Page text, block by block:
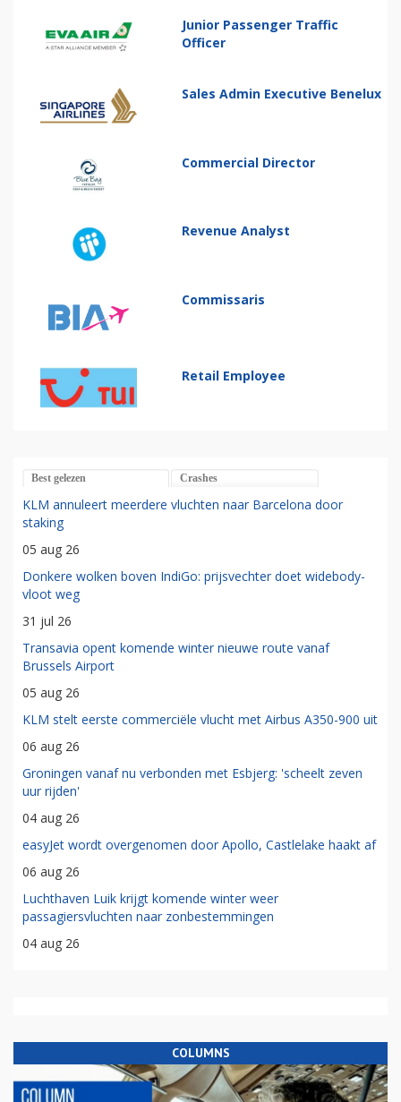
Junior Passenger Traffic
Officer
Sales Admin Executive Benelux
Commercial Director
Revenue Analyst
Commissaris
Retail Employee
Best gelezen Crashes
KLM annuleert meerdere vluchten naar Barcelona door
staking
05 aug 26
Donkere wolken boven IndiGo: prijsvechter doet widebody-
vloot weg
31 jul 26
Transavia opent komende winter nieuwe route vanaf
Brussels Airport
05 aug 26
KLM stelt eerste commerciële vlucht met Airbus A350-900 uit
06 aug 26
Groningen vanaf nu verbonden met Esbjerg: 'scheelt zeven
uur rijden'
04 aug 26
easyJet wordt overgenomen door Apollo, Castlelake haakt af
06 aug 26
Luchthaven Luik krijgt komende winter weer
passagiersvluchten naar zonbestemmingen
04 aug 26
COLUMNS